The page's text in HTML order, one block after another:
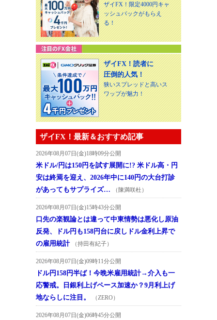
ザイFX！限定4000円キャ
ッシュバックがもらえ
る！
ザイFX！読者に
圧倒的人気！
狭いスプレッドと高いス
ワップが魅力！
ザイFX！最新＆おすすめ記事
2026年08月07日(金)18時09分公開
米ドル/円は150円を試す展開に!? 米ドル高・円
安は終焉を迎え、2026年中に140円の大台打診
があってもサプライズ…
（陳満咲杜）
2026年08月07日(金)15時43分公開
口先の楽観論とは違って中東情勢は悪化し原油
反発、ドル円も158円台に戻しドル金利上昇で
の雇用統計
（持田有紀子）
2026年08月07日(金)09時11分公開
ドル円158円半ば！今晩米雇用統計→介入も一
応警戒。日銀利上げペース加速か？9月利上げ
地ならしに注目。
（ZERO）
2026年08月07日(金)06時45分公開